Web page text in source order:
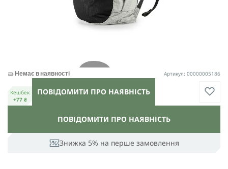
Знижка 5% на перше замовлення
ПОВІДОМИТИ ПРО НАЯВНІСТЬ
Немає в наявності Артикул: 00000005186
Кешбек
+77 ₴
ПОВІДОМИТИ ПРО НАЯВНІСТЬ